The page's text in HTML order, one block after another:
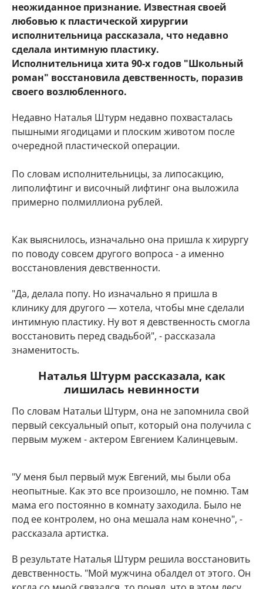
неожиданное признание. Известная своей
любовью к пластической хирургии
исполнительница рассказала, что недавно
сделала интимную пластику.
Исполнительница хита 90-х годов "Школьный
роман" восстановила девственность, поразив
своего возлюбленного.
Недавно Наталья Штурм недавно похвасталась
пышными ягодицами и плоским животом после
очередной пластической операции.
По словам исполнительницы, за липосакцию,
липолифтинг и височный лифтинг она выложила
примерно полмиллиона рублей.
Как выяснилось, изначально она пришла к хирургу
по поводу совсем другого вопроса - а именно
восстановления девственности.
"Да, делала попу. Но изначально я пришла в
клинику для другого — хотела, чтобы мне сделали
интимную пластику. Ну вот я девственность смогла
восстановить перед свадьбой", - рассказала
знаменитость.
Наталья Штурм рассказала, как
лишилась невинности
По словам Натальи Штурм, она не запомнила свой
первый сексуальный опыт, который она получила с
первым мужем - актером Евгением Калинцевым.
"У меня был первый муж Евгений, мы были оба
неопытные. Как это все произошло, не помню. Там
мама его постоянно в комнату заходила. Было не
под ее контролем, но она мешала нам конечно", -
рассказала артистка.
В результате Наталья Штурм решила восстановить
девственность. "Мой мужчина обалдел от этого. Он